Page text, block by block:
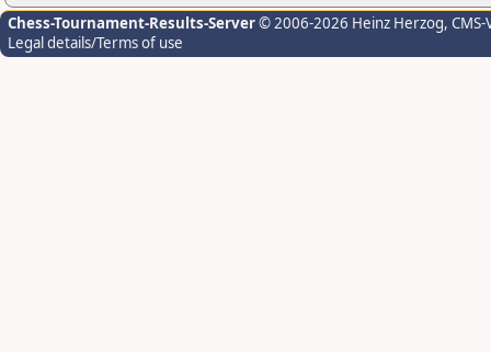
Chess-Tournament-Results-Server© 2006-2026 Heinz Herzog,
Legal details/Terms of use